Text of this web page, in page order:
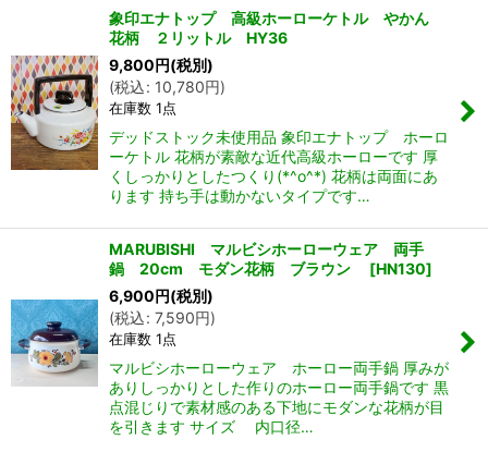
象印エナトップ 高級ホーローケトル やかん
花柄 ２リットル HY36
9,800円(税別)
(税込: 10,780円)
在庫数 1点
デッドストック未使用品 象印エナトップ ホーロ
ーケトル 花柄が素敵な近代高級ホーローです 厚
くしっかりとしたつくり(*^o^*) 花柄は両面にあ
ります 持ち手は動かないタイプです…
MARUBISHI マルビシホーローウェア 両手
鍋 20cm モダン花柄 ブラウン
[HN130]
6,900円(税別)
(税込: 7,590円)
在庫数 1点
マルビシホーローウェア ホーロー両手鍋 厚みが
ありしっかりとした作りのホーロー両手鍋です 黒
点混じりで素材感のある下地にモダンな花柄が目
を引きます サイズ 内口径…